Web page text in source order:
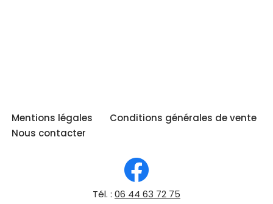
Mentions légales
Conditions générales de vente
Nous contacter
Tél. : 06 44 63 72 75